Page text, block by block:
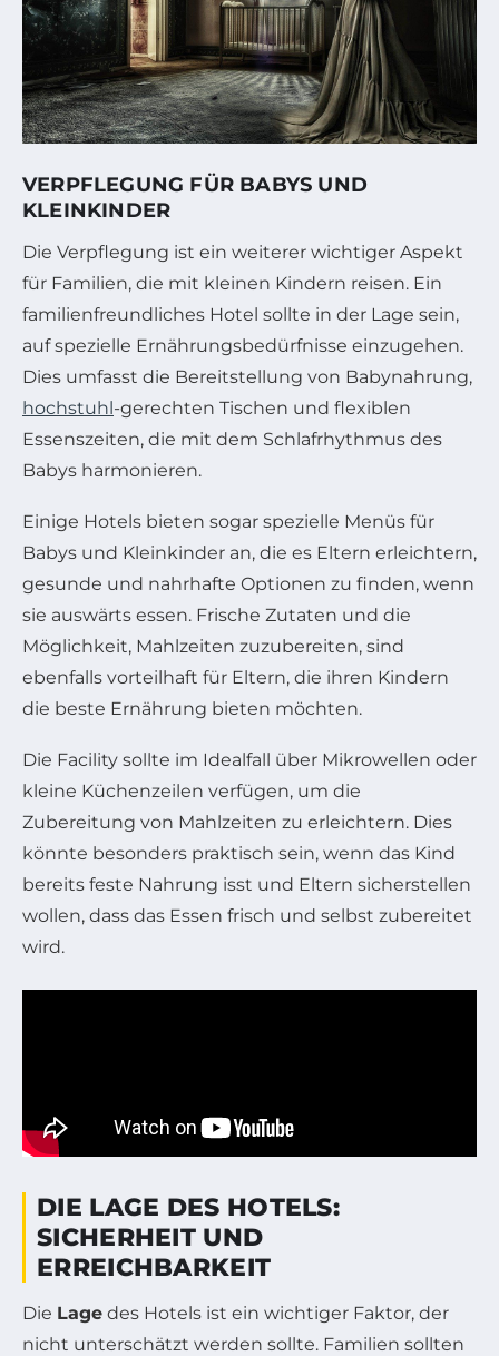
VERPFLEGUNG FÜR BABYS UND
KLEINKINDER
Die Verpflegung ist ein weiterer wichtiger Aspekt
für Familien, die mit kleinen Kindern reisen. Ein
familienfreundliches Hotel sollte in der Lage sein,
auf spezielle Ernährungsbedürfnisse einzugehen.
Dies umfasst die Bereitstellung von Babynahrung,
hochstuhl -gerechten Tischen und flexiblen
Essenszeiten, die mit dem Schlafrhythmus des
Babys harmonieren.
Einige Hotels bieten sogar spezielle Menüs für
Babys und Kleinkinder an, die es Eltern erleichtern,
gesunde und nahrhafte Optionen zu finden, wenn
sie auswärts essen. Frische Zutaten und die
Möglichkeit, Mahlzeiten zuzubereiten, sind
ebenfalls vorteilhaft für Eltern, die ihren Kindern
die beste Ernährung bieten möchten.
Die Facility sollte im Idealfall über Mikrowellen oder
kleine Küchenzeilen verfügen, um die
Zubereitung von Mahlzeiten zu erleichtern. Dies
könnte besonders praktisch sein, wenn das Kind
bereits feste Nahrung isst und Eltern sicherstellen
wollen, dass das Essen frisch und selbst zubereitet
wird.
DIE LAGE DES HOTELS:
SICHERHEIT UND
ERREICHBARKEIT
Die Lage des Hotels ist ein wichtiger Faktor, der
nicht unterschätzt werden sollte. Familien sollten